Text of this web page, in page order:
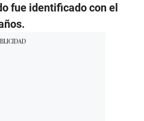
fue identificado con el